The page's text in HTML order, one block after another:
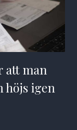
att man
höjs igen